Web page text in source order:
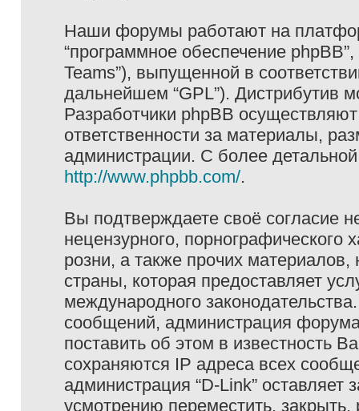
Наши форумы работают на
“программное обеспечение
Teams”), выпущенной в
дальнейшем “GPL”). Дистрибутив
Разработчики phpBB
ответственности за материалы,
администрации. С более
http://www.phpbb.com/.
Вы подтверждаете своё согласие
нецензурного, порнографического
розни, а также прочих
страны, которая предоставляет
международного
сообщений, администрация
поставить об этом в известность
сохраняются IP адреса всех
администрация “D-Link”
усмотрению переместить,